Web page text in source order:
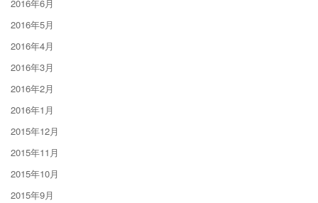
2016年6月
2016年5月
2016年4月
2016年3月
2016年2月
2016年1月
2015年12月
2015年11月
2015年10月
2015年9月